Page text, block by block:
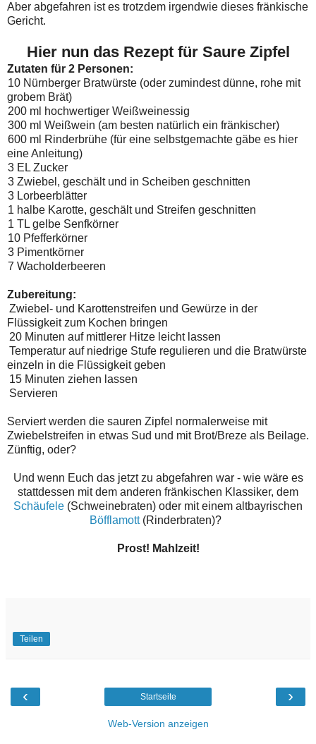
Aber abgefahren ist es trotzdem irgendwie dieses fränkische
Gericht.
Hier nun das Rezept für Saure Zipfel
Zutaten für 2 Personen:
10 Nürnberger Bratwürste (oder zumindest dünne, rohe mit
grobem Brät)
200 ml hochwertiger Weißweinessig
300 ml Weißwein (am besten natürlich ein fränkischer)
600 ml Rinderbrühe (für eine selbstgemachte gäbe es hier
eine Anleitung)
3 EL Zucker
3 Zwiebel, geschält und in Scheiben geschnitten
3 Lorbeerblätter
1 halbe Karotte, geschält und Streifen geschnitten
1 TL gelbe Senfkörner
10 Pfefferkörner
3 Pimentkörner
7 Wacholderbeeren
Zubereitung:
Zwiebel- und Karottenstreifen und Gewürze in der
Flüssigkeit zum Kochen bringen
20 Minuten auf mittlerer Hitze leicht lassen
Temperatur auf niedrige Stufe regulieren und die Bratwürste
einzeln in die Flüssigkeit geben
15 Minuten ziehen lassen
Servieren
Serviert werden die sauren Zipfel normalerweise mit
Zwiebelstreifen in etwas Sud und mit Brot/Breze als Beilage.
Zünftig, oder?
Und wenn Euch das jetzt zu abgefahren war - wie wäre es
stattdessen mit dem anderen fränkischen Klassiker, dem
Schäufele (Schweinebraten) oder mit einem altbayrischen
Böfflamott (Rinderbraten)?
Prost! Mahlzeit!
Teilen
‹ ›
Startseite
Web-Version anzeigen